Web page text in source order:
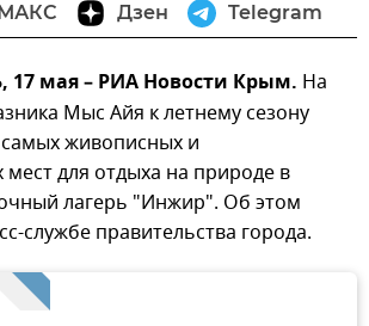
МАКС Дзен Telegram
мая – РИА Новости Крым. На
Мыс Айя к летнему сезону
самых живописных и
для отдыха на природе в
лагерь "Инжир". Об этом
службе правительства города.